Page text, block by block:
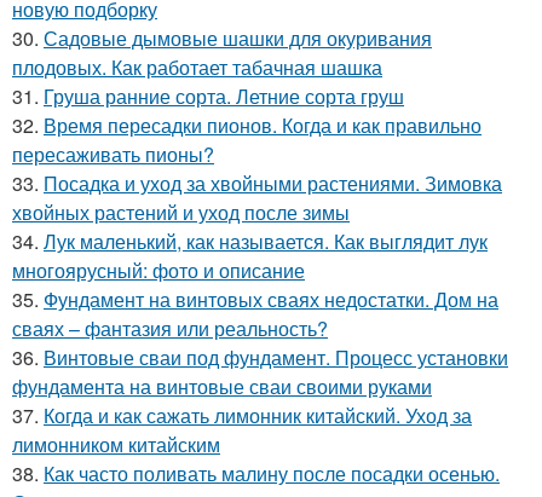
новую подборку
30. Садовые дымовые шашки для окуривания
плодовых. Как работает табачная шашка
31. Груша ранние сорта. Летние сорта груш
32. Время пересадки пионов. Когда и как правильно
пересаживать пионы?
33. Посадка и уход за хвойными растениями. Зимовка
хвойных растений и уход после зимы
34. Лук маленький, как называется. Как выглядит лук
многоярусный: фото и описание
35. Фундамент на винтовых сваях недостатки. Дом на
сваях – фантазия или реальность?
36. Винтовые сваи под фундамент. Процесс установки
фундамента на винтовые сваи своими руками
37. Когда и как сажать лимонник китайский. Уход за
лимонником китайским
38. Как часто поливать малину после посадки осенью.